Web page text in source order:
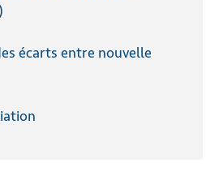
écarts entre nouvelle